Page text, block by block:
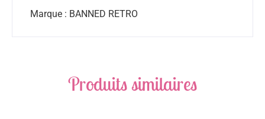
Marque : BANNED RETRO
Produits similaires